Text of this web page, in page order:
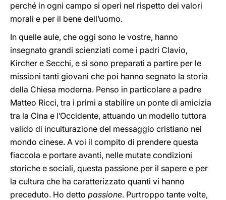
perché in ogni campo si operi nel rispetto dei valori
morali e per il bene dell’uomo.
In quelle aule, che oggi sono le vostre, hanno
insegnato grandi scienziati come i padri Clavio,
Kircher e Secchi, e si sono preparati a partire per le
missioni tanti giovani che poi hanno segnato la storia
della Chiesa moderna. Penso in particolare a padre
Matteo Ricci, tra i primi a stabilire un ponte di amicizia
tra la Cina e l’Occidente, attuando un modello tuttora
valido di inculturazione del messaggio cristiano nel
mondo cinese. A voi il compito di prendere questa
fiaccola e portare avanti, nelle mutate condizioni
storiche e sociali, questa passione per il sapere e per
la cultura che ha caratterizzato quanti vi hanno
preceduto. Ho detto passione. Purtroppo tante volte,